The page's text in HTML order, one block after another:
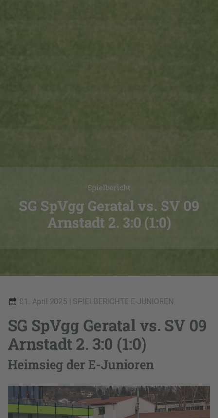
Spielbericht
SG SpVgg Geratal vs. SV 09
Arnstadt 2. 3:0 (1:0)
01. April 2025 | SPIELBERICHTE E-JUNIOREN
SG SpVgg Geratal vs. SV 09
Arnstadt 2. 3:0 (1:0)
Heimsieg der E-Junioren